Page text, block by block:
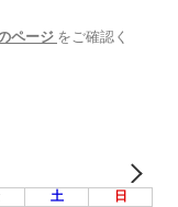
ページ をご確認く
土 日